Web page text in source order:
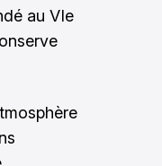
au VIe